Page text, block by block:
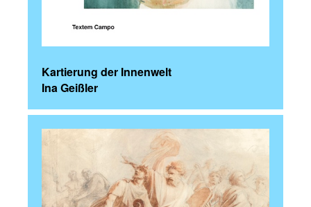
Kartierung der Innenwelt
Ina Geißler